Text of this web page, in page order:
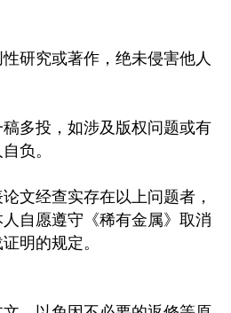
研究或著作，绝未侵害他人
多投，如涉及版权问题或有
负。
文经查实存在以上问题者，
自愿遵守《稀有金属》取消
明的规定。